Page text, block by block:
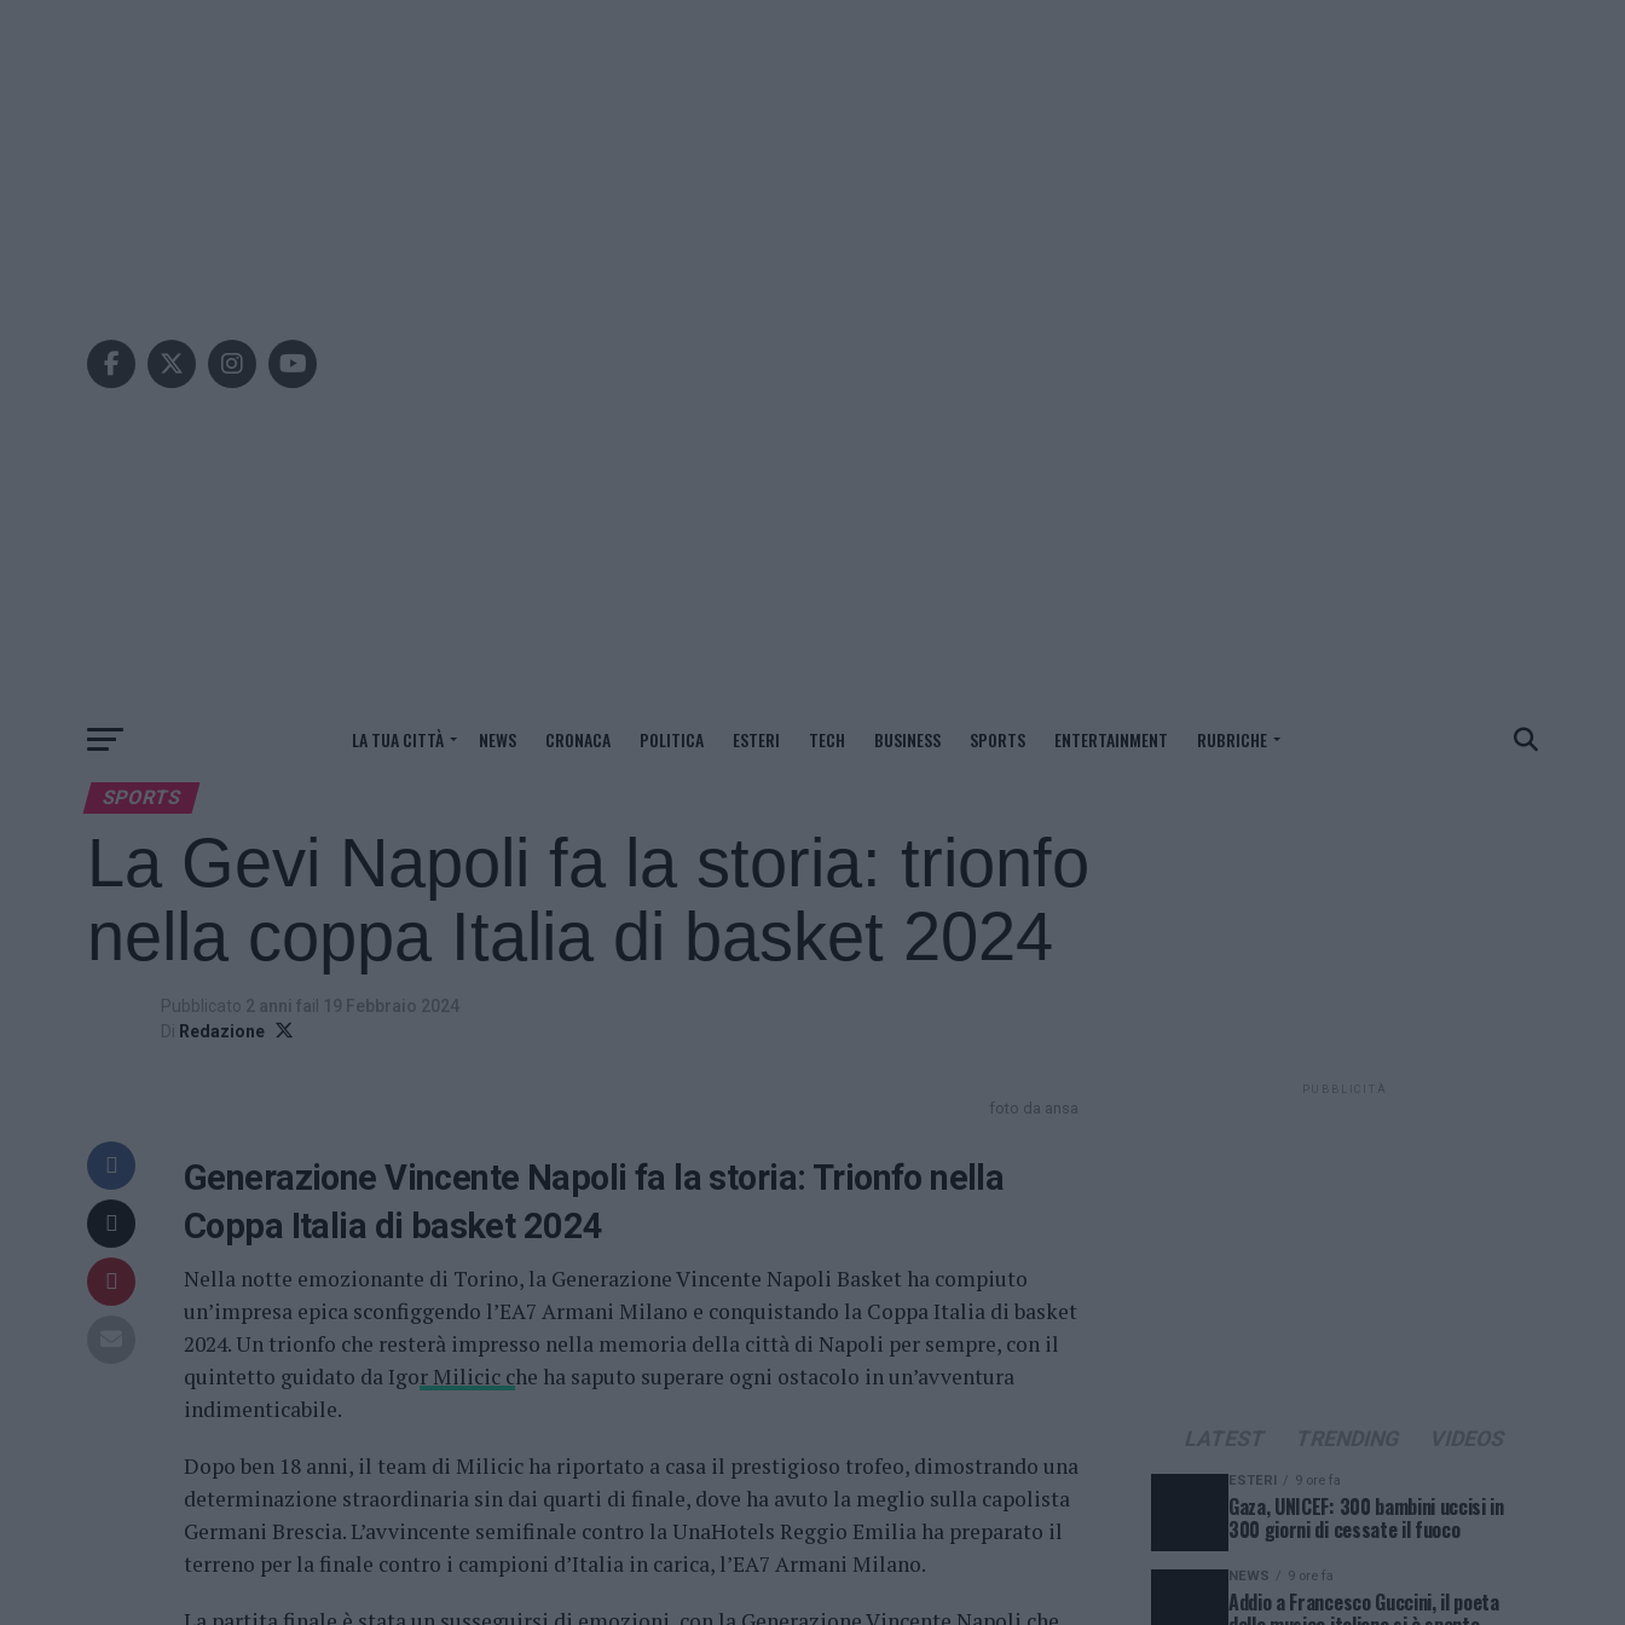
LA TUA CITTÀ NEWS CRONACA POLITICA ESTERI TECH BUSINESS SPORTS ENTERTAINMENT RUBRICHE
SPORTS
La Gevi Napoli fa la storia: trionfo
nella coppa Italia di basket 2024
Pubblicato 2 anni fail
19 Febbraio 2024
Di Redazione
foto da ansa
Generazione Vincente Napoli fa la storia: Trionfo nella
Coppa Italia di basket 2024
Nella notte emozionante di Torino, la Generazione Vincente Napoli Basket ha compiuto
un’impresa epica sconfiggendo l’EA7 Armani Milano e conquistando la Coppa Italia di basket
2024. Un trionfo che resterà impresso nella memoria della città di Napoli per sempre, con il
quintetto guidato da Igor Milicic che ha saputo superare ogni ostacolo in un’avventura
indimenticabile.
Dopo ben 18 anni, il team di Milicic ha riportato a casa il prestigioso trofeo, dimostrando una
determinazione straordinaria sin dai quarti di finale, dove ha avuto la meglio sulla capolista
Germani Brescia. L’avvincente semifinale contro la UnaHotels Reggio Emilia ha preparato il
terreno per la finale contro i campioni d’Italia in carica, l’EA7 Armani Milano.
PUBBLICITÀ
ESTERI 9 ore fa
Gaza, UNICEF: 300 bambini uccisi in
300 giorni di cessate il fuoco
NEWS 9 ore fa
Addio a Francesco Guccini, il poeta